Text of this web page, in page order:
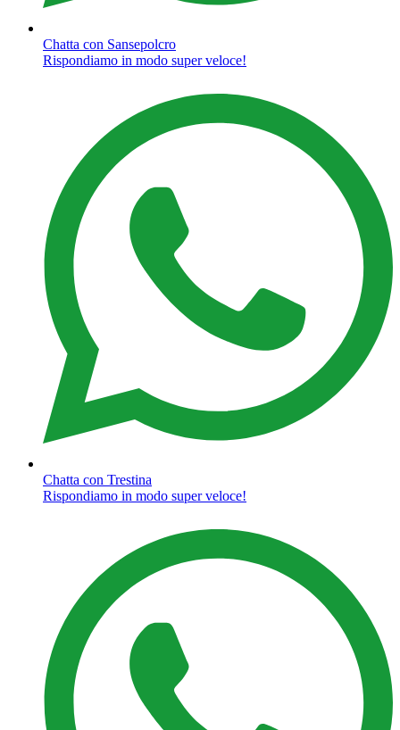
Chatta con Sansepolcro
Rispondiamo in modo super veloce!
Chatta con Trestina
Rispondiamo in modo super veloce!